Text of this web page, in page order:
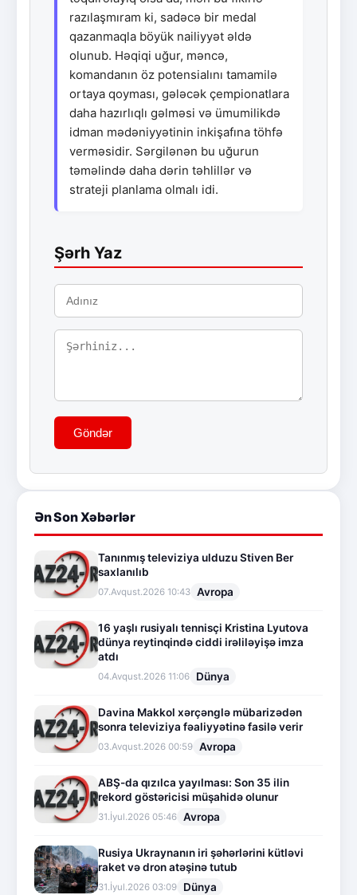
razılaşmıram ki, sadəcə bir medal
qazanmaqla böyük nailiyyət əldə
olunub. Həqiqi uğur, məncə,
komandanın öz potensialını tamamilə
ortaya qoyması, gələcək çempionatlara
daha hazırlıqlı gəlməsi və ümumilikdə
idman mədəniyyətinin inkişafına töhfə
verməsidir. Sərgilənən bu uğurun
təməlində daha dərin təhlillər və
strateji planlama olmalı idi.
Şərh Yaz
Göndər
Ən Son Xəbərlər
Tanınmış televiziya ulduzu Stiven Ber
saxlanılıb
07.Avqust.2026 10:43 Avropa
16 yaşlı rusiyalı tennisçi Kristina Lyutova
dünya reytinqində ciddi irəliləyişə imza
atdı
04.Avqust.2026 11:06 Dünya
Davina Makkol xərçənglə mübarizədən
sonra televiziya fəaliyyətinə fasilə verir
03.Avqust.2026 00:59 Avropa
ABŞ-da qızılca yayılması: Son 35 ilin
rekord göstəricisi müşahidə olunur
31.İyul.2026 05:46 Avropa
Rusiya Ukraynanın iri şəhərlərini kütləvi
raket və dron atəşinə tutub
31.İyul.2026 03:09 Dünya